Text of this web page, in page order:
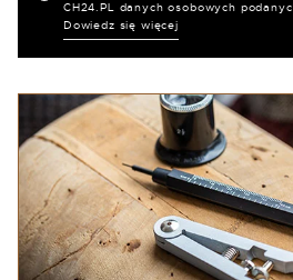
CH24.PL danych osobowych
Dowiedz się więcej